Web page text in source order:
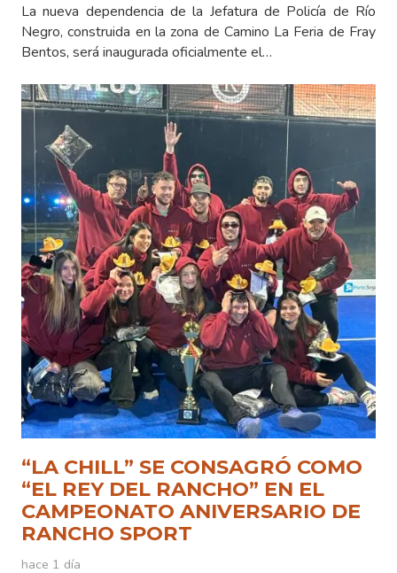
La nueva dependencia de la Jefatura de Policía de Río
Negro, construida en la zona de Camino La Feria de Fray
Bentos, será inaugurada oficialmente el…
“LA CHILL” SE CONSAGRÓ COMO
“EL REY DEL RANCHO” EN EL
CAMPEONATO ANIVERSARIO DE
RANCHO SPORT
hace 1 día